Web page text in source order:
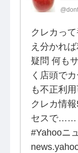
クレカっ
え分かれ
疑問 何も
く店頭で
も不正利
クレカ情
セスで……
#Yahooニ